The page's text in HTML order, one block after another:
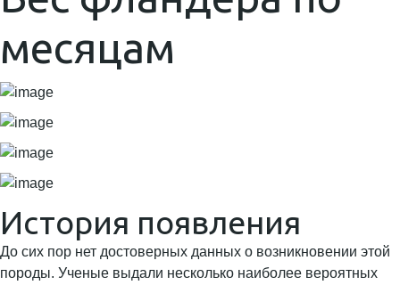
месяцам
История появления
До сих пор нет достоверных данных о возникновении этой
породы. Ученые выдали несколько наиболее вероятных